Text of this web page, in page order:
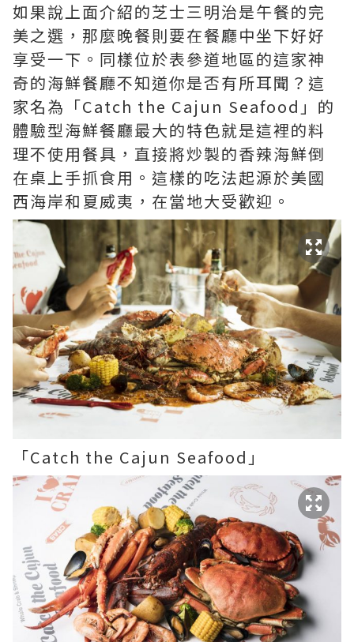
如果說上面介紹的芝士三明治是午餐的完
美之選，那麼晚餐則要在餐廳中坐下好好
享受一下。同樣位於表參道地區的這家神
奇的海鮮餐廳不知道你是否有所耳聞？這
家名為「Catch the Cajun Seafood」的
體驗型海鮮餐廳最大的特色就是這裡的料
理不使用餐具，直接將炒製的香辣海鮮倒
在桌上手抓食用。這樣的吃法起源於美國
西海岸和夏威夷，在當地大受歡迎。
「Catch the Cajun Seafood」